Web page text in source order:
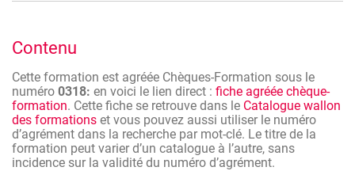
Image
augmenter un patrimoine immobilier.
Contenu
Cette formation est agréée Chèques-Formation sous le
numéro 0318: en voici le lien direct : fiche agréée chèque-
formation. Cette fiche se retrouve dans le Catalogue wallon
des formations et vous pouvez aussi utiliser le numéro
d’agrément dans la recherche par mot-clé. Le titre de la
formation peut varier d’un catalogue à l’autre, sans
incidence sur la validité du numéro d’agrément.